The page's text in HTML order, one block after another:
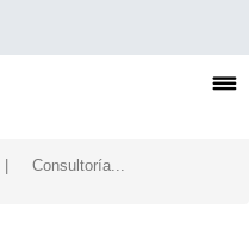
| Consultoría...